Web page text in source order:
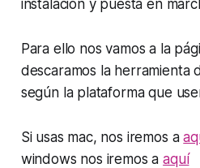
instalación y puesta en
Para ello nos vamos a la
descaramos la herramienta
según la plataforma que
Si usas mac, nos iremos a
windows nos iremos aaquí